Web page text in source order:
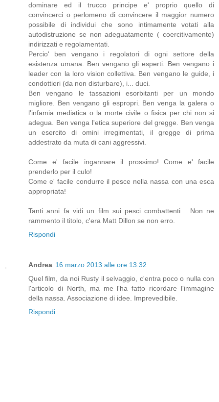
dominare ed il trucco principe e' proprio quello di
convincerci o perlomeno di convincere il maggior numero
possibile di individui che sono intimamente votati alla
autodistruzione se non adeguatamente ( coercitivamente)
indirizzati e regolamentati.
Percio' ben vengano i regolatori di ogni settore della
esistenza umana. Ben vengano gli esperti. Ben vengano i
leader con la loro vision collettiva. Ben vengano le guide, i
condottieri (da non disturbare), i... duci.
Ben vengano le tassazioni esorbitanti per un mondo
migliore. Ben vengano gli espropri. Ben venga la galera o
l'infamia mediatica o la morte civile o fisica per chi non si
adegua. Ben venga l'etica superiore del gregge. Ben venga
un esercito di omini irregimentati, il gregge di prima
addestrato da muta di cani aggressivi.
Come e' facile ingannare il prossimo! Come e' facile
prenderlo per il culo!
Come e' facile condurre il pesce nella nassa con una esca
appropriata!
Tanti anni fa vidi un film sui pesci combattenti... Non ne
rammento il titolo, c'era Matt Dillon se non erro.
Rispondi
Andrea 16 marzo 2013 alle ore 13:32
Quel film, da noi Rusty il selvaggio, c'entra poco o nulla con
l'articolo di North, ma me l'ha fatto ricordare l'immagine
della nassa. Associazione di idee. Imprevedibile.
Rispondi